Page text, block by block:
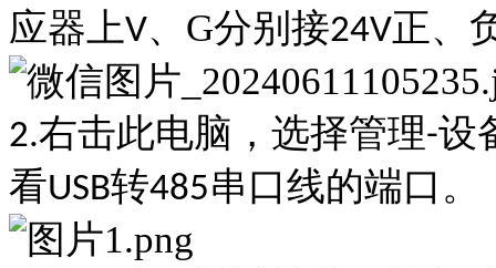
应器上V、 G分别 接24V正、
2.右击此电脑，选择管理-设
看USB转485串口线的端口。